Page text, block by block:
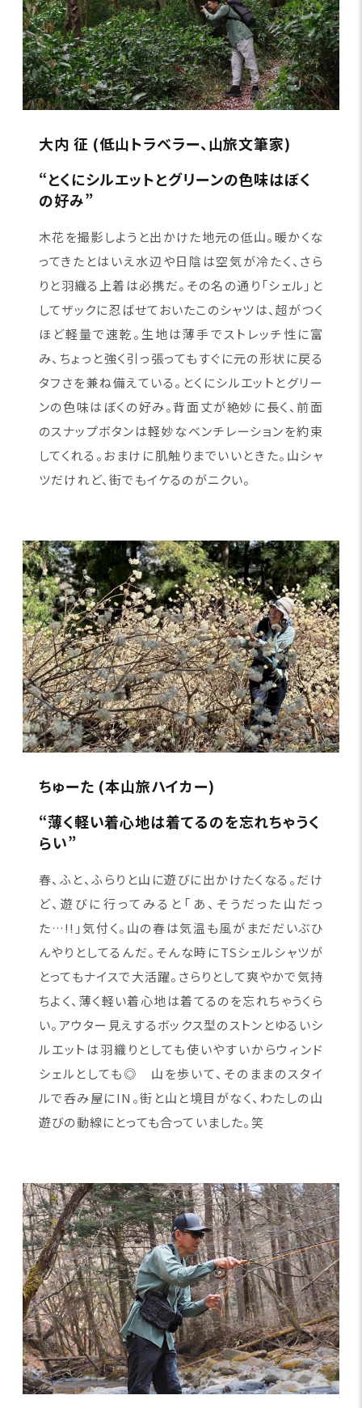
大内 征 (低山トラベラー、山旅文筆家)
“とくにシルエットとグリーンの色味はぼく
の好み”
木花を撮影しようと出かけた地元の低山。暖かくな
ってきたとはいえ水辺や日陰は空気が冷たく、さら
りと羽織る上着は必携だ。その名の通り「シェル」と
してザックに忍ばせておいたこのシャツは、超がつく
ほど軽量で速乾。生地は薄手でストレッチ性に富
み、ちょっと強く引っ張ってもすぐに元の形状に戻る
タフさを兼ね備えている。とくにシルエットとグリー
ンの色味はぼくの好み。背面丈が絶妙に長く、前面
のスナップボタンは軽妙なベンチレーションを約束
してくれる。おまけに肌触りまでいいときた。山シャ
ツだけれど、街でもイケるのがニクい。
ちゅーた (本山旅ハイカー)
“薄く軽い着心地は着てるのを忘れちゃうく
らい”
春、ふと、ふらりと山に遊びに出かけたくなる。だけ
ど、遊びに行ってみると「あ、そうだった山だっ
た…!!」気付く。山の春は気温も風がまだだいぶひ
んやりとしてるんだ。そんな時にTSシェルシャツが
とってもナイスで大活躍。さらりとして爽やかで気持
ちよく、薄く軽い着心地は着てるのを忘れちゃうくら
い。アウター見えするボックス型のストンとゆるいシ
ルエットは羽織りとしても使いやすいからウィンド
シェルとしても◎ 山を歩いて、そのままのスタイ
ルで呑み屋にIN。街と山と境目がなく、わたしの山
遊びの動線にとっても合っていました。笑